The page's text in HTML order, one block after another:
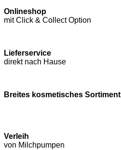
Onlineshop
mit Click & Collect Option
Lieferservice
direkt nach Hause
Breites kosmetisches Sortiment
Verleih
von Milchpumpen